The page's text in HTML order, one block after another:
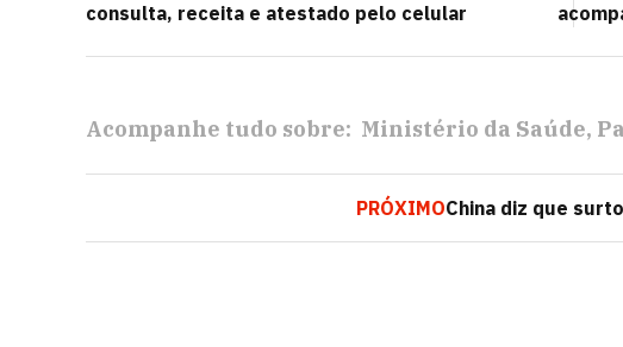
consulta, receita e atestado pelo celular
Acompanhe tudo sobre: Ministério da Saúde
PRÓXIMOChina diz que